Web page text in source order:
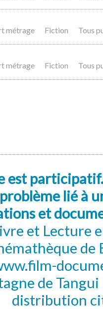
métrage Fiction Tous
métrage Fiction Tous
est
lié à
et
et Lecture
de
de
distribution